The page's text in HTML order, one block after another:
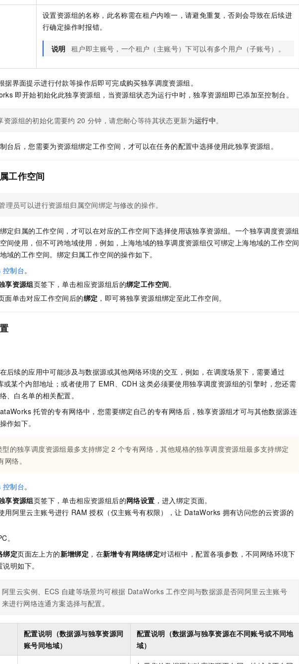
设置资源组的名称，此名称需在租户内唯一，请避免重复，否则会导致在后续进
行确定操作时报错。
说明 租户即主账号，一个租户（主账号）下可以有多个用户（子账号）。
据界面提示进行付款等操作后即可完成购买独享调度资源组。
即开始初始化此独享资源组，当资源组状态为运行中时，独享资源组即已添加至控制台。
资源组的初始化需要约 20 分钟，请您耐心等待其状态更新为运行中。
台后，您需要为资源组绑定工作空间，才可以在任务的配置中选择使用此独享资源组。
工作空间
理员可以进行资源组归属空间绑定与修改的操作。
定归属的工作空间，才可以在对应的工作空间下选择使用该独享资源组。一个独享调度资源组
间使用，但不可跨地域使用，例如，上海地域的独享调度资源组仅可绑定上海地域的工作空间
域的工作空间。绑定归属工作空间的操作如下。
控制台。
享资源组页签下，单击相应资源组后的绑定工作空间。
面单击对应工作空间后的绑定 ，即可将独享资源组绑定至此工作空间。
后续的应用中可能涉及与数据源或其他网络环境的交互，例如，在调度场景下，需要通过
或某个内部地址；或者使用了 EMR、CDH 这类必须要使用独享调度资源组的引擎时 ，您还需
、白名单的相关配置。
托管的专有网络中，您需要绑定自己的专有网络后，独享资源组才可与其他数据源连
作如下。
型的独享调度资源组最多支持绑定 2 个专有网络，其他规格的独享调度资源组最多支持绑定
网络。
控制台。
享资源组页签下，单击相应资源组后的网络设置 ，进入绑定页面。
用阿里云主账号进行 RAM 授权（仅主账号有权限），让 DataWorks 拥有访问您的云资源的
。
绑定页面左上方的新增绑定 ，在新增专有网络绑定对话框中，配置各项参数，不同网络环境下
明如下。
阿里云实例、ECS 自建等场景均可根据 DataWorks 工作空间与数据源是否同阿里云主账号
来进行网络连通方案选择与配置。
配置说明（数据源与独享资源同
账号同地域）
配置说明（数据源与独享资源在不同账号或不同地
域）